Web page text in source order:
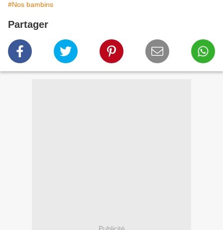
#Nos bambins
Partager
Publicité